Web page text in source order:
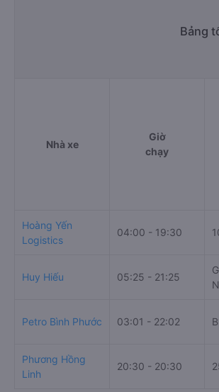
Bảng
Nhà xe
Giờ
chạy
Hoàng Yến
Logistics
04:00 - 19:30
Huy Hiếu 05:25 - 21:25
Petro Bình Phước 03:01 - 22:02
Phương Hồng
Linh
20:30 - 20:30